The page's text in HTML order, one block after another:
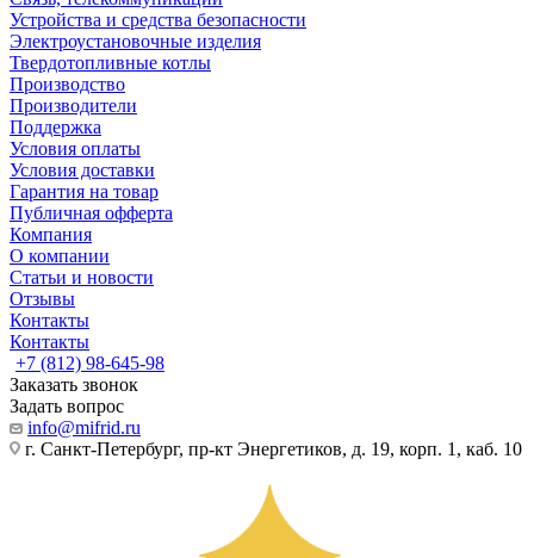
Устройства и средства безопасности
Электроустановочные изделия
Твердотопливные котлы
Производство
Производители
Поддержка
Условия оплаты
Условия доставки
Гарантия на товар
Публичная офферта
Компания
О компании
Статьи и новости
Отзывы
Контакты
Контакты
+7 (812) 98-645-98
Заказать звонок
Задать вопрос
info@mifrid.ru
г. Санкт-Петербург, пр-кт Энергетиков, д. 19, корп. 1, каб. 10